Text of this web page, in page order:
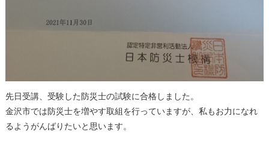
先日受講、受験した防災士の試験に合格しました。
金沢市では防災士を増やす取組を行っていますが、私もお力になれ
るようがんばりたいと思います。